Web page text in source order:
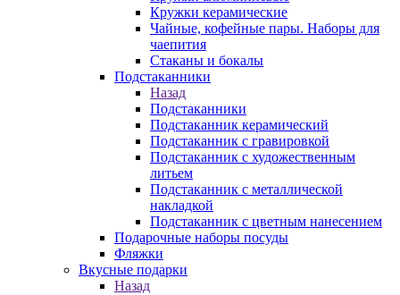
Кружки керамические
Чайные, кофейные пары. Наборы для
чаепития
Стаканы и бокалы
Подстаканники
Назад
Подстаканники
Подстаканник керамический
Подстаканник c гравировкой
Подстаканник с художественным
литьем
Подстаканник с металлической
накладкой
Подстаканник с цветным нанесением
Подарочные наборы посуды
Фляжки
Вкусные подарки
Назад